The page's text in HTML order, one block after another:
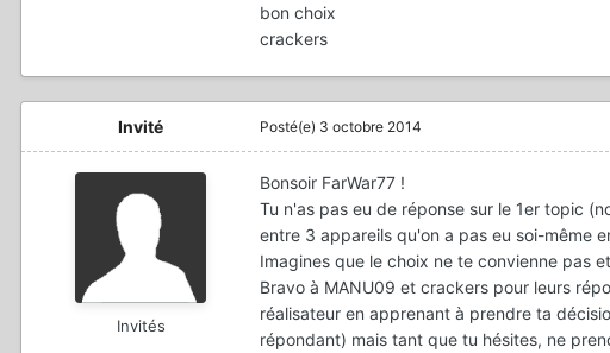
bon choix
crackers
Invité
Invités
Posté(e) 3 octobre 2014
Bonsoir FarWar77 !
Tu n'as pas eu de réponse sur le 1er topic
entre 3 appareils qu'on a pas eu soi-même
Imagines que le choix ne te convienne pas
Bravo à MANU09 et crackers pour leurs
réalisateur en apprenant à prendre ta
répondant) mais tant que tu hésites, ne